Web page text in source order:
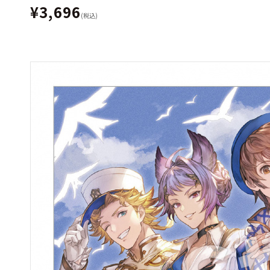
¥3,696 (税込)